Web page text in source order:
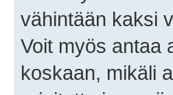
vähintään kaksi
Voit myös antaa
koskaan, mikäli